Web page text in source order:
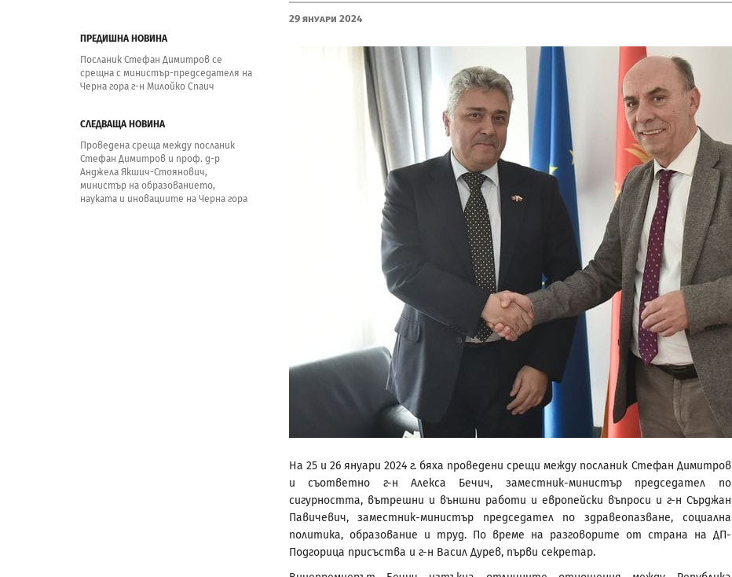
ПРЕДИШНА НОВИНА
Посланик Стефан Димитров се
срещна с министър-председателя на
Черна гора г-н Милойко Спаич
СЛЕДВАЩА НОВИНА
Проведена среща между посланик
Стефан Димитров и проф. д-р
Анджела Якшич-Стоянович,
министър на образованието,
науката и иновациите на Черна гора
29 Януари 2024
На 25 и 26 януари 2024 г. бяха проведени срещи между посланик Стефан Димитров
и съответно г-н Алекса Бечич, заместник-министър председател по
сигурността, вътрешни и външни работи и европейски въпроси и г-н Сърджан
Павичевич, заместник-министър председател по здравеопазване, социална
политика, образование и труд. По време на разговорите от страна на ДП-
Подгорица присъства и г-н Васил Дурев, първи секретар.